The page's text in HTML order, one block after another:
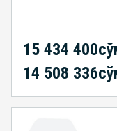
15 434
14 508